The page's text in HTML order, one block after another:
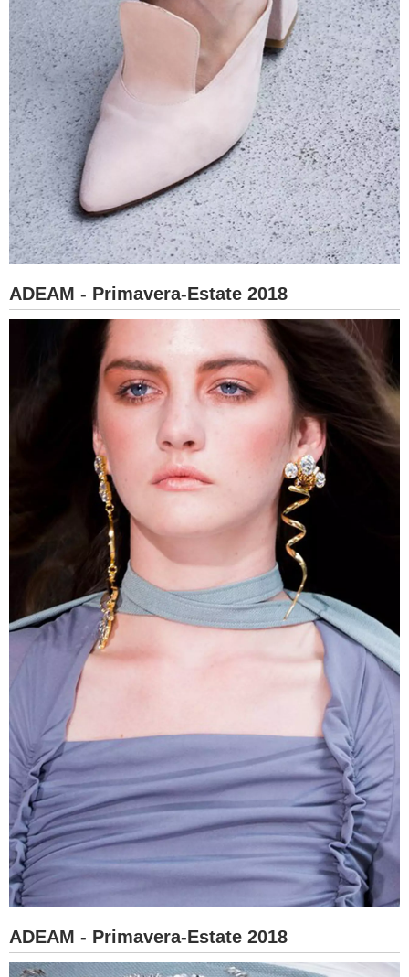
ADEAM - Primavera-Estate 2018
ADEAM - Primavera-Estate 2018